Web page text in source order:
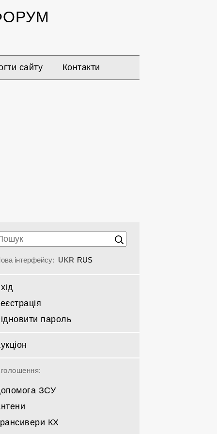
сайту Контакти
інтерфейсу: UKR RUS
пароль
ЗСУ
Спрямовані КВ
КХ